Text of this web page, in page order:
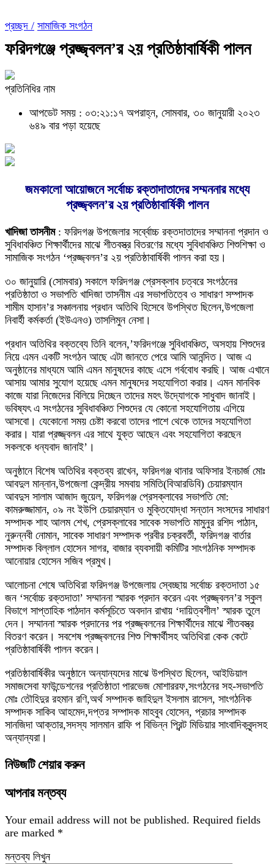
প্রচ্ছদ / সামাজিক সংগঠন
ফরিদগঞ্জে প্রজ্জ্বলন’র ২য় প্রতিষ্ঠাবার্ষিকী পালন
প্রতিনিধির নাম
আপডেট সময় : ০৩:২১:১৭ অপরাহ্ন, সোমবার, ৩০ জানুয়ারী ২০২৩
৬৪৯ বার পড়া হয়েছে
জমকালো আয়োজনে সর্বোচ্চ রক্তাদাতাদের সম্মননার মধ্যে
প্রজ্জ্বলন’র ২য় প্রতিষ্ঠাবার্ষিকী পালন
খাদিজা তাসনীম: ফরিদগঞ্জ উপজেলার সর্ব্বোচ্চ রক্তদাতাদের সম্মাননা প্রদান ও
সুবিধাবঞ্চিত শিক্ষার্থীদের মাঝে শীতবস্ত্র বিতরণের মধ্যে সুবিধাবঞ্চিত শিশুশিক্ষা ও
সামাজিক সংগঠন ‘প্রজ্জ্বলন’র ২য় প্রতিষ্ঠাবার্ষিকী পালন করা হয়।
৩০ জানুয়ারি (সোমবার) সকালে ফরিদগঞ্জ প্রেসক্লাব চত্বরে সংগঠনের
প্রতিষ্ঠাতা ও সভাপতি খাদিজা তাসনীম এর সভাপতিত্বে ও সাধারণ সম্পাদক
শামীম হাসান’র সঞ্চালনায় প্রধান অতিথি হিসেবে উপস্থিত ছিলেন,উপজেলা
নিবার্হী কর্মকর্তা (ইউএনও) তাসলিমুন নেসা।
প্রধান অতিথির বক্তব্যে তিনি বলেন,’ফরিদগঞ্জে সুবিধাবঞ্চিত, অসহায় শিশুদের
নিয়ে এমন একটি সংগঠন আছে এটা জানতে পেরে আমি আনন্দিত। আজ এ
অনুষ্ঠানের মাধ্যমে আমি এমন মানুষদের কাছে এসে গর্ববোধ করছি। আজ এখানে
আসায় আমার সুযোগ হয়েছে এমন মানুষদের সহযোগিতা করার। এমন মানবিক
কাজে যারা নিজেদের বিলিয়ে দিচ্ছেন তাদের মহৎ উদ্যোগকে সাধুবাদ জানাই।
ভবিষ্যৎ এ সংগঠনের সুবিধাবঞ্চিত শিশুদের যে কোনো সহযোগিতায় এগিয়ে
আসবো। যেকোনো সময় চেষ্টা করবো তাদের পাশে থেকে তাদের সহযোগিতা
করার। যারা প্রজ্জ্বলন এর সাথে যুক্ত আছেন এবং সহযোগিতা করছেন
সকলকে ধন্যবাদ জানাই’।
অনুষ্ঠানে বিশেষ অতিথির বক্তব্য রাখেন, ফরিদগঞ্জ থানার অফিসার ইনচার্জ মোঃ
আবদুল মান্নান,উপজেলা কেন্দ্রীয় সমবায় সমিতি(বিআরডিবি) চেয়ারম্যান
আবদুস সালাম আজাদ জুয়েল, ফরিদগঞ্জ প্রেসক্লাবের সভাপতি মো:
কামরুজ্জামান, ০৯ নং ইউপি চেয়ারম্যান ও মুক্তিযোদ্ধা সন্তান সংসদের সাধারণ
সম্পাদক শাহ আলম শেখ, প্রেসক্লাবের সাবেক সভাপতি মামুনুর রশিদ পাঠান,
নুরুন্নবী নোমান, সাবেক সাধারণ সম্পাদক প্রবীর চক্রবর্তী, ফরিদগঞ্জ বার্তার
সম্পাদক বিল্লাল হোসেন সাগর, বাজার ব্যবসায়ী কমিটির সাংগঠনিক সম্পাদক
আনোয়ার হোসেন সজিব প্রমুখ।
আলোচনা শেষে অতিথিরা ফরিদগঞ্জ উপজেলায় স্বেচ্ছায় সর্বোচ্চ রক্তদাতা ১৫
জন ‘সর্বোচ্চ রক্তদাতা’ সম্মাননা স্মারক প্রদান করেন এবং প্রজ্জ্বলন’র স্কুল
বিভাগে সাপ্তাহিক পাঠদান কর্মসূচিতে অবদান রাখায় ‘দায়িত্বশীল’ স্মারক তুলে
দেন। সম্মাননা স্মারক প্রদানের পর প্রজ্জ্বলনের শিক্ষার্থীদের মাঝে শীতবস্ত্র
বিতরণ করেন। সবশেষ প্রজ্জ্বলনের শিশু শিক্ষার্থীসহ অতিথিরা কেক কেটে
প্রতিষ্ঠাবার্ষিকী পালন করেন।
প্রতিষ্ঠাবার্ষিকীর অনুষ্ঠানে অন্যান্যদের মাঝে উপস্থিত ছিলেন, আইডিয়াল
সমাজসেবা ফাউন্ডেশনের প্রতিষ্ঠাতা পারভেজ মোশাররফ,সংগঠনের সহ-সভাপতি
মোঃ তৌহিদুর রহমান রণি,অর্থ সম্পাদক জাহিদুল ইসলাম রাসেল, সাংগঠনিক
সম্পাদক সাকিব আহমেদ,দপ্তর সম্পাদক মাহবুব হোসেন, প্রচার সম্পাদক
সানজিদা আক্তার,সদস্য সালমান রাফি প বিভিন্ন প্রিন্ট মিডিয়ার সাংবাদিকবৃন্দসহ
অন্যান্যরা।
নিউজটি শেয়ার করুন
আপনার মন্তব্য
Your email address will not be published. Required fields
are marked *
মন্তব্য লিখুন